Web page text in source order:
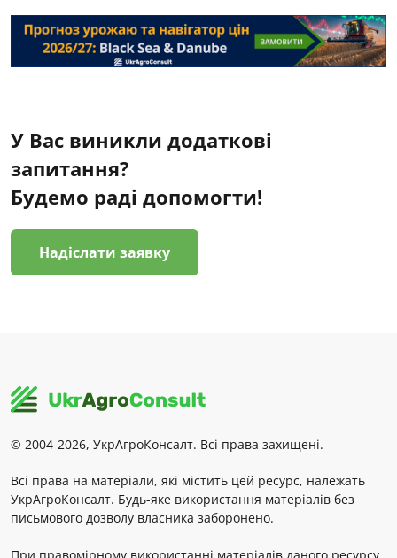
У Вас виникли додаткові
запитання?
Будемо раді допомогти!
Надіслати заявку
© 2004-2026, УкрАгроКонсалт. Всі права захищені.
Всі права на матеріали, які містить цей ресурс, належать
УкрАгроКонсалт. Будь-яке використання матеріалів без
письмового дозволу власника заборонено.